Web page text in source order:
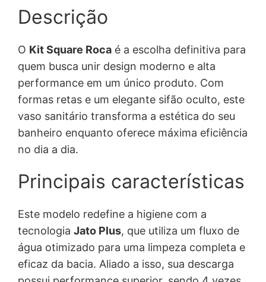
i
g
i
n
l
r
a
u
a
l
é
R
7
Descrição
O Kit Square Roca é a escolha definitiva para
quem busca unir design moderno e alta
performance em um único produto. Com
formas retas e um elegante sifão oculto, este
vaso sanitário transforma a estética do seu
banheiro enquanto oferece máxima eficiência
no dia a dia.
Principais características
Este modelo redefine a higiene com a
tecnologiaJato Plus, que utiliza um fluxo de
água otimizado para uma limpeza completa e
eficaz da bacia. Aliado a isso, sua descarga